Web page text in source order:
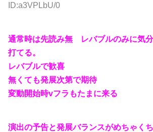
ID:a3VPLbU/0
通常時は先読み無 レバブルのみに気
打てる。
レバブルで歓喜
無くても発展次第で期待
変動開始時vフラもたまに来る
演出の予告と発展バランスがめちゃく